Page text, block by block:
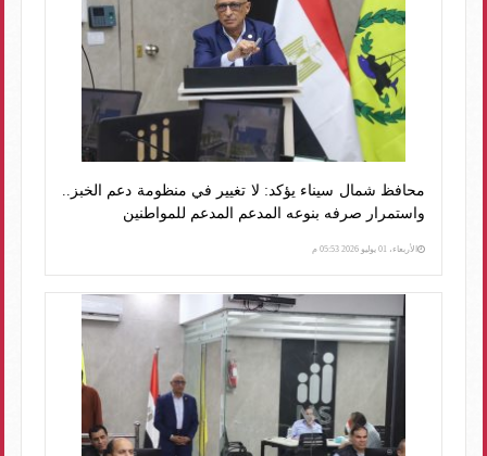
محافظ شمال سيناء يؤكد: لا تغيير في منظومة دعم الخبز..
واستمرار صرفه بنوعه المدعم المدعم للمواطنين
الأربعاء، 01 يوليو 2026 05:53 م